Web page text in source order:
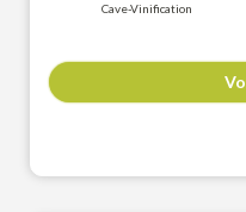
Cave-Vinification